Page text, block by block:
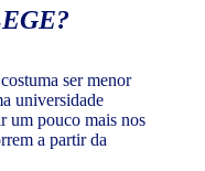
?
ser menor
universidade
um pouco mais nos
a partir da